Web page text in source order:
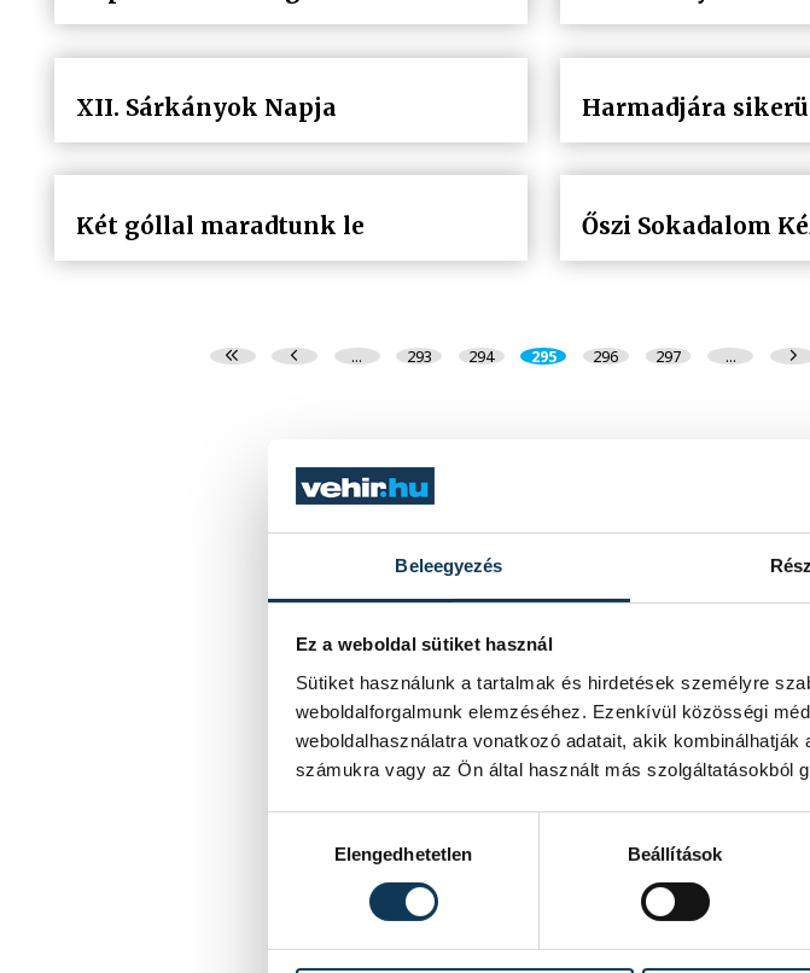
Beleegyezés
Ez a weboldal sütiket használ
Sütiket használunk a tartalmak és hirdetések személyre
weboldalforgalmunk elemzéséhez. Ezenkívül közösségi
weboldalhasználatra vonatkozó adatait, akik
számukra vagy az Ön által használt más szolgáltatásokból
Elengedhetetlen
Beállítások
XII. Sárkányok Napja Harmadjára
Két góllal maradtunk le Őszi Sokadalom
... 293 294 295 296 297 ...